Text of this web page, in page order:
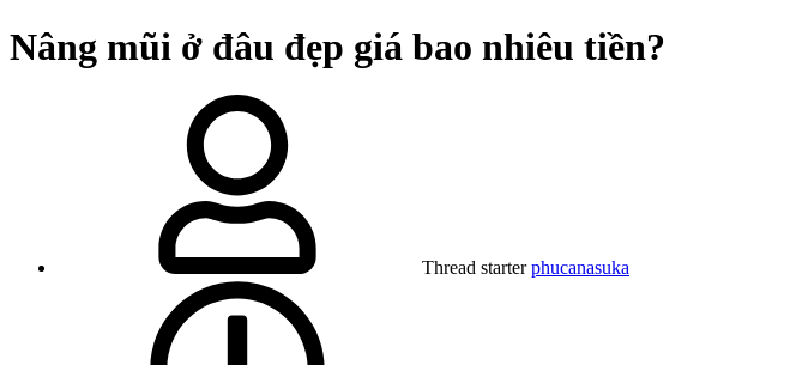
Nâng mũi ở đâu đẹp giá bao nhiêu tiền?
Thread starter phucanasuka